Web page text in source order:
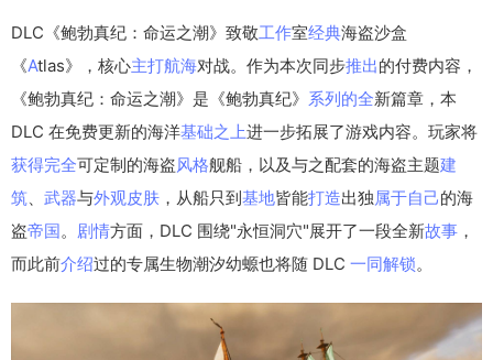
DLC《鲍勃真纪：命运之潮》致敬工作室经典海盗沙盒
《Atlas》，核心主打航海对战。作为本次同步推出的付费内容，
《鲍勃真纪：命运之潮》是《鲍勃真纪》 系列的全新篇章，本
DLC 在免费更新的海洋基础之上进一步拓展了游戏内容。玩家将
获得完全可定制的海盗风格舰船，以及与之配套的海盗主题建
筑
武器与外观皮肤 ，从船只到基地皆能打造出独属于自己的海
盗帝国。 剧情方面，DLC 围绕"永恒洞穴"展开了一段全新故事 ，
而此前介绍过的专属生物潮汐幼螈也将随 DLC 一同解锁。